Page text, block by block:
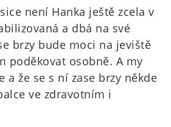
není Hanka ještě zcela v
a dbá na své
brzy bude moci na jeviště
poděkovat osobně. A my
a že se s ní zase brzy někde
ve zdravotním i